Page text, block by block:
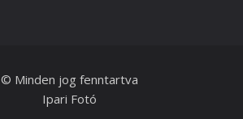
© Minden jog fenntartva
Ipari Fotó